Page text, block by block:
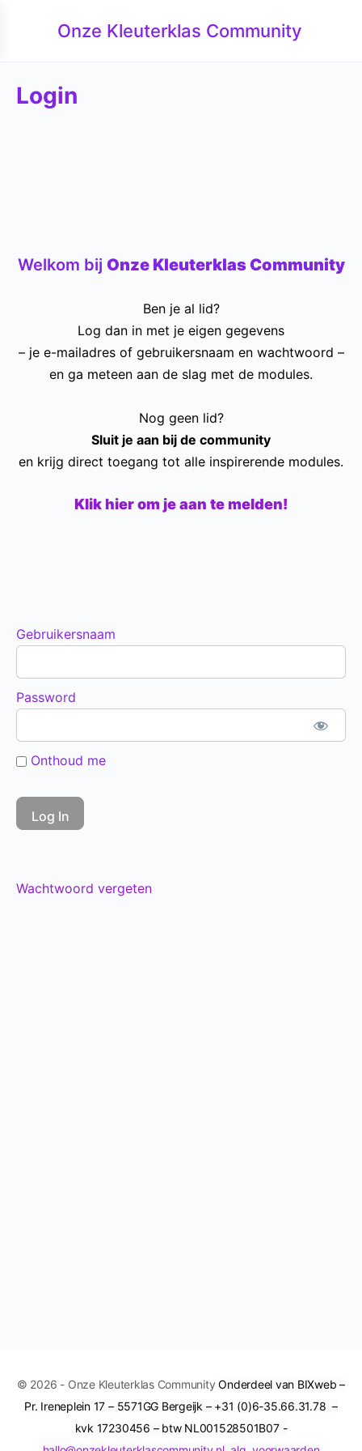
Onze Kleuterklas Community
Login
Welkom bij Onze Kleuterklas Community
Ben je al lid?
Log dan in met je eigen gegevens
– je e-mailadres of gebruikersnaam en wachtwoord –
en ga meteen aan de slag met de modules.
Nog geen lid?
Sluit je aan bij de community
en krijg direct toegang tot alle inspirerende modules.
Klik hier om je aan te melden!
Gebruikersnaam
Password
Onthoud me
Wachtwoord vergeten
© 2026 - Onze Kleuterklas CommunityOnderdeel van BIXweb –
Pr. Ireneplein 17 – 5571GG Bergeijk – +31 (0)6-35.66.31.78 –
kvk 17230456 – btw NL001528501B07 -